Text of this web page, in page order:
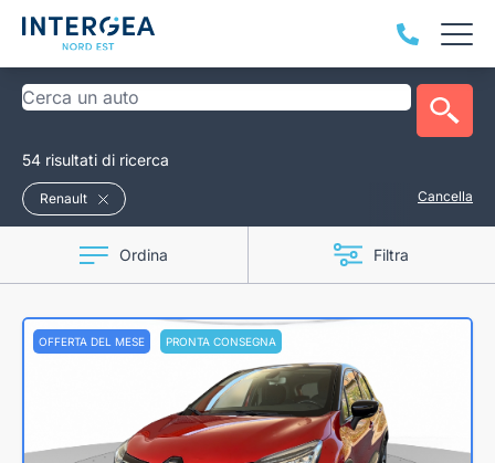
54 risultati di ricerca
Renault Cancella
Ordina Filtra
OFFERTA DEL MESE PRONTA CONSEGNA